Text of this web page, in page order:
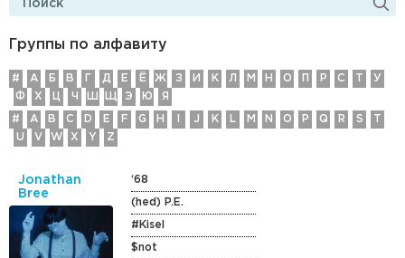
Группы по алфавиту
# А Б В Г Д E Ё Ж З И К Л М Н О П Р С Т
У
Ф
Х Ц Ч Ш Щ Э Ю Я
# A B C D E F G H J K L M N O P Q R S
T
U
V W X Y Z
Jonathan
Bree
‘68
(hed) P.E.
#Kisel
$not